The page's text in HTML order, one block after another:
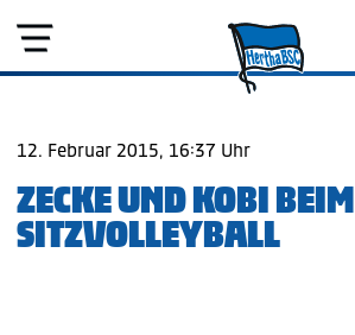
12. Februar 2015, 16:37 Uhr
ZECKE UND KOBI BEIM
SITZVOLLEYBALL